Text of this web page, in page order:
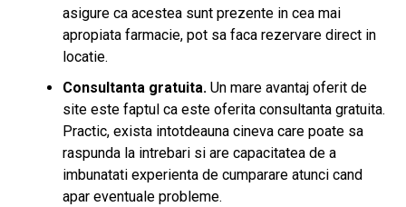
asigure ca acestea sunt prezente in cea mai
apropiata farmacie, pot sa faca rezervare direct in
locatie.
Consultanta gratuita.Un mare avantaj oferit de
site este faptul ca este oferita consultanta gratuita.
Practic, exista intotdeauna cineva care poate sa
raspunda la intrebari si are capacitatea de a
imbunatati experienta de cumparare atunci cand
apar eventuale probleme.